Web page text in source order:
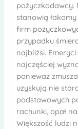
pożyczkodawcy.
stanowią
firm
przypadku
najbliżsi.
najczęściej
ponieważ
uzyskują nie
podstawowych
rachunki, opał
Większość ludzi